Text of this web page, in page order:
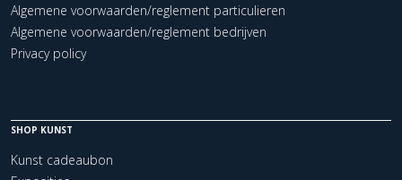
Algemene voorwaarden/reglement particulieren
Algemene voorwaarden/reglement bedrijven
Privacy policy
SHOP KUNST
Kunst cadeaubon